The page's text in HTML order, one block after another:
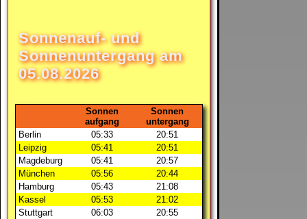
Sonnenauf- und
Sonnenuntergang am
05.08.2026
Sonnen
aufgang
Sonnen
untergang
Berlin
05:33
20:51
Leipzig
05:41
20:51
Magdeburg
05:41
20:57
München
05:56
20:44
Hamburg
05:43
21:08
Kassel
05:53
21:02
Stuttgart
06:03
20:55